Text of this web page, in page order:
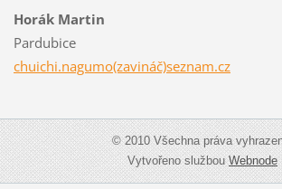
Horák Martin
Pardubice
chuichi.nagumo(zavináč)seznam.cz
© 2010 Všechna práva
Vytvořeno službouWebnode